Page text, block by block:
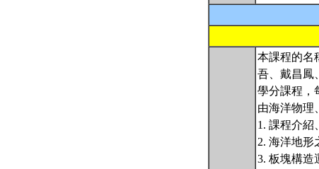
本課程的名
吾、戴昌鳳
學分課程，
由海洋物理
1. 課程介紹
2. 海洋地形
3. 板塊構造